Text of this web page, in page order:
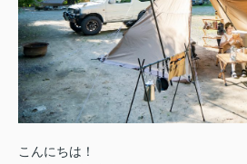
こんにちは！